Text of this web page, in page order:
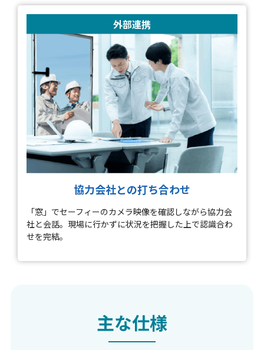
外部連携
協力会社との打ち合わせ
「窓」でセーフィーのカメラ映像を確認しながら協力会
社と会話。現場に行かずに状況を把握した上で認識合わ
せを完結。
主な仕様